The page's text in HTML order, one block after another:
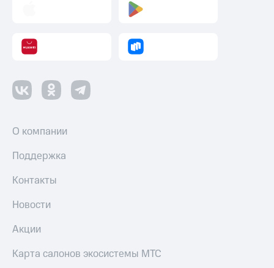
О компании
Поддержка
Контакты
Новости
Акции
Карта салонов экосистемы МТС